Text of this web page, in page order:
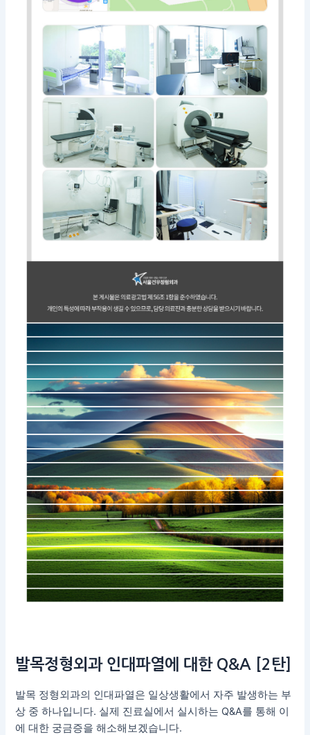
발목정형외과 인대파열에 대한 Q&A [2탄]
발목 정형외과의 인대파열은 일상생활에서 자주 발생하는 부
상 중 하나입니다. 실제 진료실에서 실시하는 Q&A를 통해 이
에 대한 궁금증을 해소해보겠습니다.